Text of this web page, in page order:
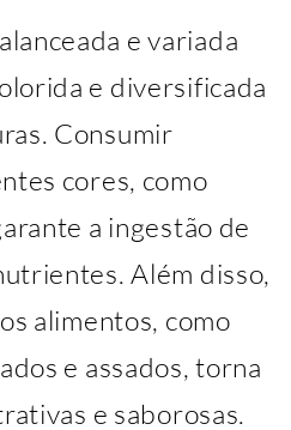
e variada
e diversificada
Consumir
cores, como
a ingestão de
Além disso,
alimentos, como
e assados, torna
e saborosas.